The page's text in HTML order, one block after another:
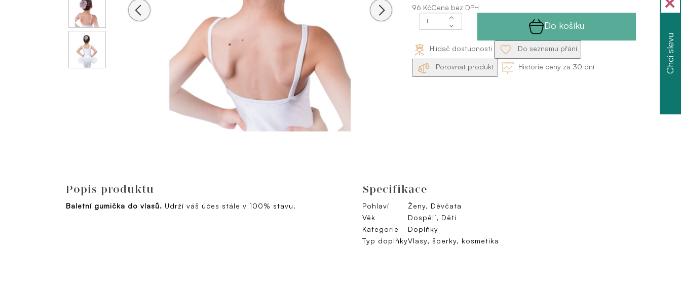
96 KčCena bez DPH
Do košíku
Hlídač dostupnosti Do seznamu přání
Porovnat produkt Historie ceny za 30 dní
Popis produktu
Baletní gumička do vlasů. Udrží váš účes stále v 100% stavu.
Specifikace
Pohlaví
Ženy, Děvčata
Věk
Dospělí, Děti
Kategorie
Doplňky
Typ doplňkyVlasy, šperky, kosmetika
Chci slevu